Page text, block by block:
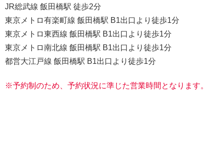
JR総武線 飯田橋駅 徒歩2分
東京メトロ有楽町線 飯田橋駅 B1出口より徒歩1分
東京メトロ東西線 飯田橋駅 B1出口より徒歩1分
東京メトロ南北線 飯田橋駅 B1出口より徒歩1分
都営大江戸線 飯田橋駅 B1出口より徒歩1分
※予約制のため、予約状況に準じた営業時間となります。